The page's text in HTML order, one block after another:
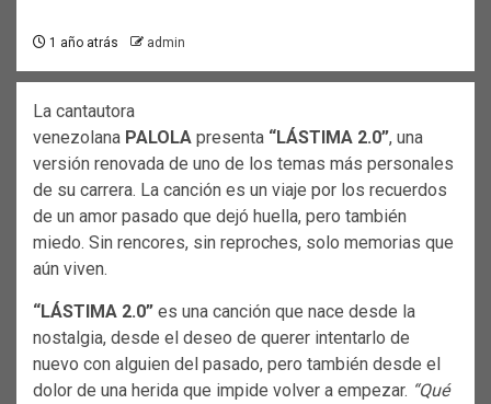
1 año atrás admin
La cantautora
venezolana PALOLA presenta “LÁSTIMA 2.0”, una
versión renovada de uno de los temas más personales
de su carrera. La canción es un viaje por los recuerdos
de un amor pasado que dejó huella, pero también
miedo. Sin rencores, sin reproches, solo memorias que
aún viven.
“LÁSTIMA 2.0” es una canción que nace desde la
nostalgia, desde el deseo de querer intentarlo de
nuevo con alguien del pasado, pero también desde el
dolor de una herida que impide volver a empezar. “Qué